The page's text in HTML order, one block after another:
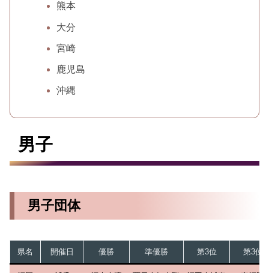
熊本
大分
宮崎
鹿児島
沖縄
男子
男子団体
県名 開催日 優勝 準優勝 第3位 第3位